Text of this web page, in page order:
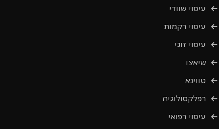
עיסוי שוודי
עיסוי רקמות
עיסוי זוגי
שיאצו
טווינא
רפלקסולוגיה
עיסוי רפואי